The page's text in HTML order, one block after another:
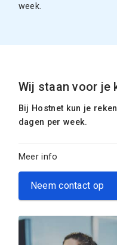
week.
Wij staan voor je
Bij Hostnet kun je
dagen per week.
Meer info
Neem contact op